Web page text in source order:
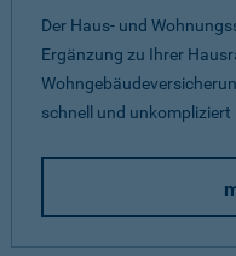
Der Haus- und
Ergänzung zu Ihrer
schnell und unkompliziert